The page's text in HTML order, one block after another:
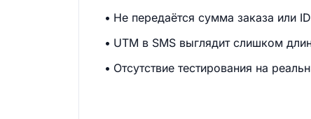
Не передаётся сумма заказа или
UTM в SMS выглядит слишком
Отсутствие тестирования на